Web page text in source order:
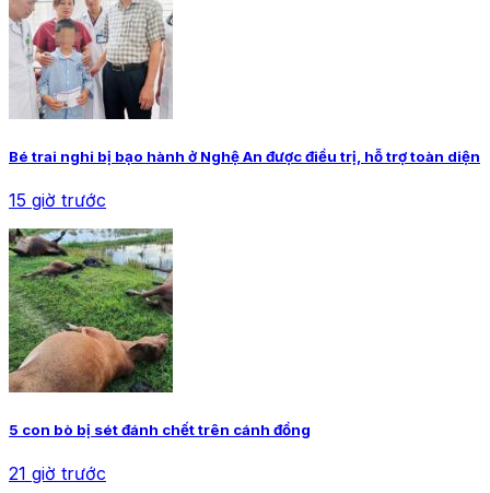
Bé trai nghi bị bạo hành ở Nghệ An được điều trị, hỗ trợ toàn diện
15 giờ trước
5 con bò bị sét đánh chết trên cánh đồng
21 giờ trước